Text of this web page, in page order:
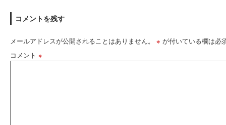
コメントを残す
メールアドレスが公開されることはありません。 ※ が付いている欄は必
コメント ※